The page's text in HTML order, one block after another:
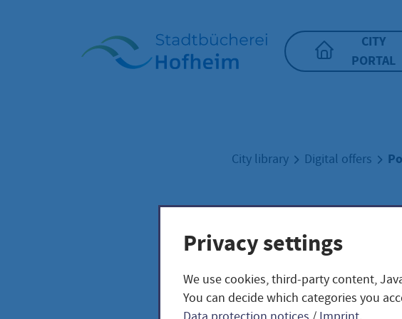
CITY
PORTAL
City library Digital offers
Polylino
Privacy settings
We use cookies, third-party content,
You can decide which categories you